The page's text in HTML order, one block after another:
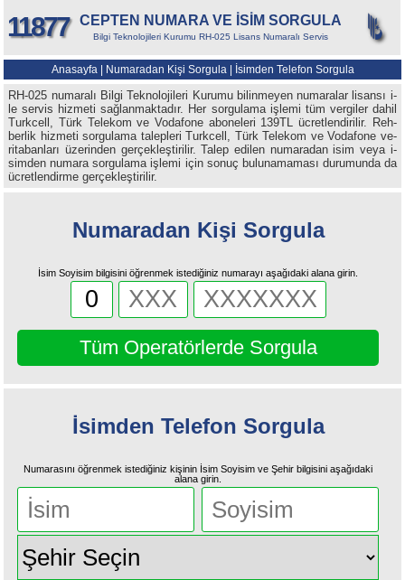
11877 CEPTEN NUMARA VE İSİM SORGULA
Bilgi Teknolojileri Kurumu RH-025 Lisans Numaralı Servis
Anasayfa| Numaradan Kişi Sorgula| İsimden Telefon Sorgula
RH-025 nu­ma­ra­lı Bil­gi Tek­no­lo­ji­le­ri Ku­ru­mu bi­lin­me­yen nu­ma­ra­lar li­san­sı i­
le ser­vis hiz­me­ti sağ­lan­mak­ta­dır. Her sor­gu­la­ma iş­le­mi tüm ver­gi­ler da­hil
Turkcell, Türk Telekom ve Vodafone a­bo­ne­le­ri 139TL üc­ret­len­di­ri­lir. Reh­
ber­lik hiz­me­ti sor­gu­la­ma ta­lep­le­ri Turkcell, Türk Telekom ve Vodafone ve­
ri­ta­ban­la­rı ü­ze­rin­den ger­çek­leş­ti­ri­lir. Ta­lep e­di­len nu­ma­ra­dan i­sim ve­ya i­
sim­den nu­ma­ra sor­gu­la­ma iş­le­mi i­çin so­nuç bu­lu­na­ma­ma­sı du­ru­mun­da da
üc­ret­len­dir­me ger­çek­leş­ti­ri­lir.
Numaradan Kişi Sorgula
İsim Soyisim bilgisini öğrenmek istediğiniz numarayı aşağıdaki alana girin.
Tüm Operatörlerde Sorgula
İsimden Telefon Sorgula
Numarasını öğrenmek istediğiniz kişinin İsim Soyisim ve Şehir bilgisini aşağıdaki
alana girin.